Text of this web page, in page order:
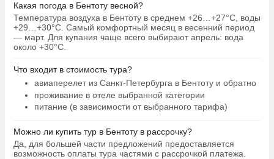
Какая погода в Бентоту весной?
Температура воздуха в Бентоту в среднем +26…+27°C, воды
+29…+30°C. Самый комфортный месяц в весенний период
— март. Для купания чаще всего выбирают апрель: вода
около +30°C.
Что входит в стоимость тура?
авиаперелет из Санкт-Петербурга в Бентоту и обратно
проживание в отеле выбранной категории
питание (в зависимости от выбранного тарифа)
Можно ли купить тур в Бентоту в рассрочку?
Да, для большей части предложений предоставляется
возможность оплаты тура частями с рассрочкой платежа.